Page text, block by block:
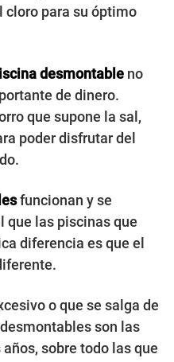
cloro para su óptimo
desmontable no
de dinero.
que supone la sal,
poder disfrutar del
funcionan y se
que las piscinas que
diferencia es que el
o que se salga de
son las
sobre todo las que